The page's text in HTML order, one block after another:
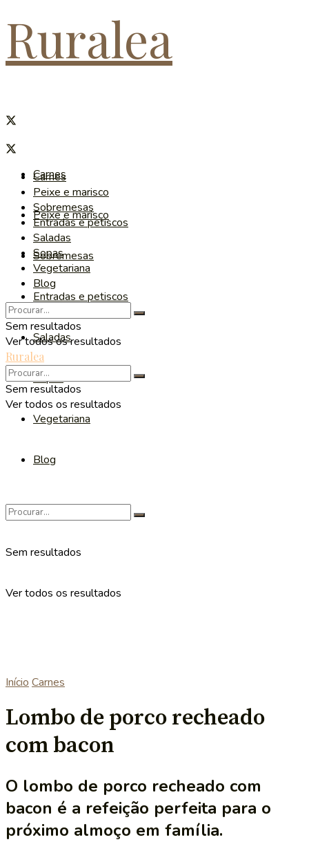
Ruralea
Carnes
Peixe e marisco
Sobremesas
Entradas e petiscos
Saladas
Sopas
Vegetariana
Blog
Sem resultados
Ver todos os resultados
Carnes
Peixe e marisco
Sobremesas
Entradas e petiscos
Saladas
Sopas
Vegetariana
Blog
Sem resultados
Ver todos os resultados
Ruralea
Sem resultados
Ver todos os resultados
Início Carnes
Lombo de porco recheado
com bacon
O lombo de porco recheado com
bacon é a refeição perfeita para o
próximo almoço em família.